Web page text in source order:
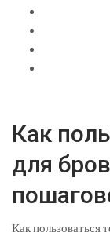
Как
для
Как пользоваться